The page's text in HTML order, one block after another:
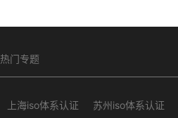
热门专题
上海iso体系认证 苏州iso体系认证